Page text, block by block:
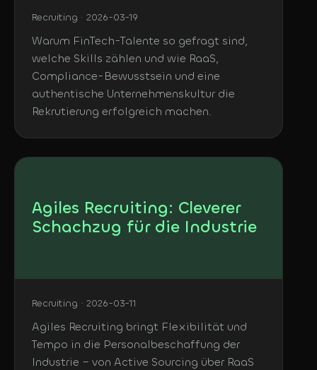
Recruiting · 2026-03-19
Warum FinTech-Talente so gefragt sind,
welche Skills zählen und wie RaaS,
Compliance-Bewusstsein und eine
authentische Unternehmenskultur die
Rekrutierung erfolgreich machen.
Agiles Recruiting: Cleverer
Schachzug für die Industrie
Recruiting · 2026-03-11
Agiles Recruiting bringt Flexibilität und
Tempo in die Personalbeschaffung der
Industrie – von Active Sourcing über RaaS